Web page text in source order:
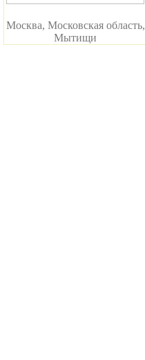
Москва, Московская область,
Мытищи